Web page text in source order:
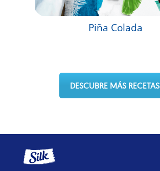
Piña Colada
DESCUBRE MÁS RECETAS